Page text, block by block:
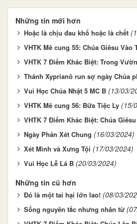
Những tin mới hơn
Hoặc là chịu đau khổ hoặc là chết
VHTK Mê cung 55: Chúa Giêsu Vào
VHTK 7 Điểm Khác Biệt: Trong
Thánh Xyprianô run sợ ngày Chúa
Vui Học Chúa Nhật 5 MC B (13/03/
VHTK ​​​​​​​Mê cung 56: Bữa Tiệc Ly (15/
VHTK 7 Điểm Khác Biệt: Chúa
Ngày Phán Xét Chung (16/03/2024)
Xét Mình và Xưng Tội (17/03/2024)
Vui Học Lễ Lá B (20/03/2024)
Những tin cũ hơn
Đó là một tai hại lớn lao! (08/03/
Sống nguyên tắc nhưng nhân từ